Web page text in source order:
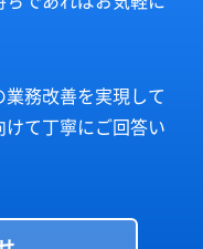
務改善を実現して
て丁寧にご回答い